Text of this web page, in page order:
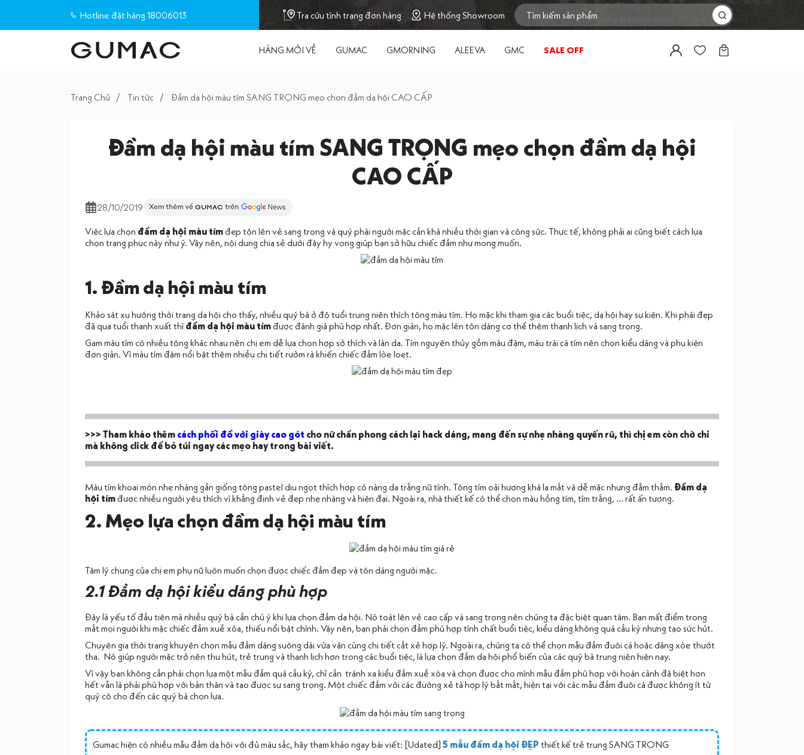
Hotline đặt hàng 18006013 Tra cứu tình trạng đơn hàng Hệ thống Showroom
HÀNG MỚI VỀ GUMAC GMORNING ALEEVA GMC SALE OFF
Trang Chủ Tin tức Đầm dạ hội màu tím SANG TRỌNG mẹo chọn đầm dạ hội CAO CẤP
Đầm dạ hội màu tím SANG TRỌNG mẹo chọn đầm dạ hội
CAO CẤP
28/10/2019
Việc lựa chọn đầm dạ hội màu tímđẹp tôn lên vẻ sang trọng và quý phái người mặc cần khá nhiều thời gian và công sức. Thực tế, không phải ai cũng biết cách lựa
chọn trang phục này như ý. Vậy nên, nội dung chia sẻ dưới đây hy vọng giúp bạn sở hữu chiếc đầm như mong muốn.
1. Đầm dạ hội màu tím
Khảo sát xu hướng thời trang dạ hội cho thấy, nhiều quý bà ở độ tuổi trung niên thích tông màu tím. Họ mặc khi tham gia các buổi tiệc, dạ hội hay sự kiện. Khi phái đẹp
đã qua tuổi thanh xuất thì đầm dạ hội màu tímđược đánh giá phù hợp nhất. Đơn giản, họ mặc lên tôn dáng cơ thể thêm thanh lịch và sang trọng.
Gam màu tím có nhiều tông khác nhau nên chị em dễ lựa chọn hợp sở thích và làn da. Tím nguyên thủy gồm màu đậm, màu trái cà tím nên chọn kiểu dáng và phụ kiện
đơn giản. Vì màu tím đậm nổi bật thêm nhiều chi tiết rườm rà khiến chiếc đầm lòe loẹt.
>>> Tham khảo thêm cách phối đồ với giày cao gót cho nữ chẩn phong cách lại hack dáng, mang đến sự nhẹ nhàng quyến rũ, thì chị em còn chờ chi
mà không click để bỏ túi ngay các mẹo hay trong bài viết.
Màu tím khoai môn nhẹ nhàng gần giống tông pastel dịu ngọt thích hợp cô nàng da trắng nữ tính. Tông tím oải hương khá lạ mắt và dễ mặc nhưng đằm thắm. Đầm dạ
hội tímđược nhiều người yêu thích vì khẳng định vẻ đẹp nhẹ nhàng và hiện đại. Ngoài ra, nhà thiết kế có thể chọn màu hồng tím, tím trắng, ... rất ấn tượng.
2. Mẹo lựa chọn đầm dạ hội màu tím
Tâm lý chung của chị em phụ nữ luôn muốn chọn được chiếc đầm đẹp và tôn dáng người mặc.
2.1 Đầm dạ hội kiểu dáng phù hợp
Đây là yếu tố đầu tiên mà nhiều quý bà cần chú ý khi lựa chọn đầm dạ hội. Nó toát lên vẻ cao cấp và sang trọng nên chúng ta đặc biệt quan tâm. Bạn mất điểm trong
mắt mọi người khi mặc chiếc đầm xuề xòa, thiếu nổi bật chính. Vậy nên, bạn phải chọn đầm phù hợp tính chất buổi tiệc, kiểu dáng không quá cầu kỳ nhưng tạo sức hút.
Chuyên gia thời trang khuyên chọn mẫu đầm dáng suông dài vừa vặn cùng chi tiết cắt xẻ hợp lý. Ngoài ra, chúng ta có thể chọn mẫu đầm đuôi cá hoặc dáng xòe thướt
tha. Nó giúp người mặc trở nên thu hút, trẻ trung và thanh lịch hơn trong các buổi tiệc, là lựa chọn đầm dạ hội phổ biến của các quý bà trung niên hiện nay.
Vì vậy bạn không cần phải chọn lựa một mẫu đầm quá cầu kỳ, chỉ cần tránh xa kiểu đầm xuề xòa và chọn được cho mình mẫu đầm phù hợp với hoàn cảnh đặ biệt hơn
hết vẫn là phải phù hợp với bản thân và tạo được sự sang trọng. Một chiếc đầm với các đường xẻ tà hợp lý bắt mắt, hiện tại với các mẫu đầm đuôi cá được không ít từ
quý cô cho đến các quý bà chọn lựa.
Gumac hiện có nhiều mẫu đầm dạ hội với đủ màu sắc, hãy tham khảo ngay bài viết: [Udated]5 mẫu đầm dạ hội ĐẸP thiết kế trẻ trung SANG TRỌNG